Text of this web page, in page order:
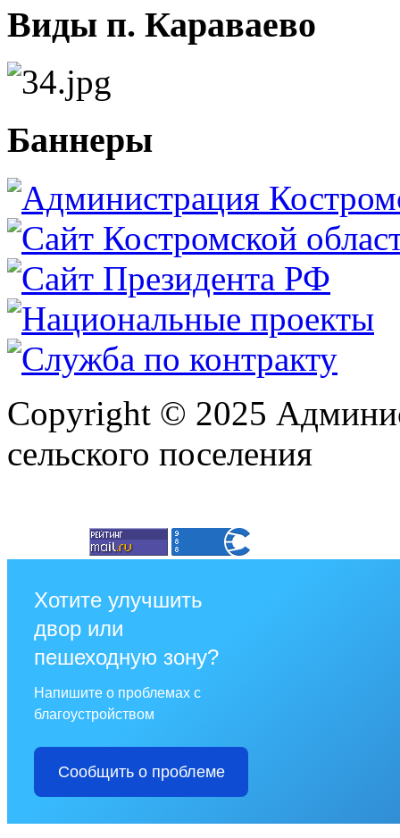
Виды п. Караваево
Баннеры
Copyright © 2025
сельского поселения
Хотите улучшить
двор или
пешеходную зону?
Напишите о проблемах с
благоустройством
Сообщить о проблеме